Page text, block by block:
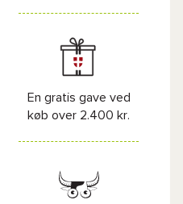
En gratis gave ved
køb over 2.400 kr.